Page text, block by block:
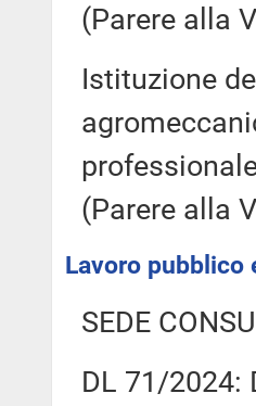
(Parere alla
Istituzione
(Parere alla
Lavoro pubblico
SEDE
DL 71/2024: